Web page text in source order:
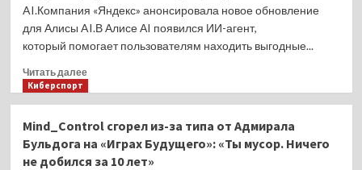
помощником
и
«Моя
память»
AI.Компания «Яндекс» анонсировала новое обновление
для Алисы AI.В Алисе АI появился ИИ-агент,
который помогает пользователям находить выгодные...
Читать далееПрочитать
Алисе
AI
появились
Киберспорт
Mind_Control сгорел из-за типа от Адмирала
Бульдога на «Играх Будущего»: «Ты мусор. Ничего
не добился за 10 лет»